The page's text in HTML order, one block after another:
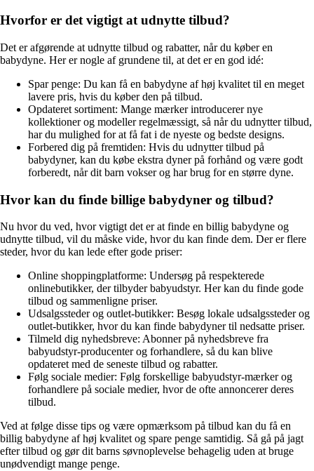
Hvorfor er det vigtigt at udnytte tilbud?
Det er afgørende at udnytte tilbud og rabatter, når du køber en
babydyne. Her er nogle af grundene til, at det er en god idé:
Spar penge: Du kan få en babydyne af høj kvalitet til en meget
lavere pris, hvis du køber den på tilbud.
Opdateret sortiment: Mange mærker introducerer nye
kollektioner og modeller regelmæssigt, så når du udnytter tilbud,
har du mulighed for at få fat i de nyeste og bedste designs.
Forbered dig på fremtiden: Hvis du udnytter tilbud på
babydyner, kan du købe ekstra dyner på forhånd og være godt
forberedt, når dit barn vokser og har brug for en større dyne.
Hvor kan du finde billige babydyner og tilbud?
Nu hvor du ved, hvor vigtigt det er at finde en billig babydyne og
udnytte tilbud, vil du måske vide, hvor du kan finde dem. Der er flere
steder, hvor du kan lede efter gode priser:
Online shoppingplatforme: Undersøg på respekterede
onlinebutikker, der tilbyder babyudstyr. Her kan du finde gode
tilbud og sammenligne priser.
Udsalgssteder og outlet-butikker: Besøg lokale udsalgssteder og
outlet-butikker, hvor du kan finde babydyner til nedsatte priser.
Tilmeld dig nyhedsbreve: Abonner på nyhedsbreve fra
babyudstyr-producenter og forhandlere, så du kan blive
opdateret med de seneste tilbud og rabatter.
Følg sociale medier: Følg forskellige babyudstyr-mærker og
forhandlere på sociale medier, hvor de ofte annoncerer deres
tilbud.
Ved at følge disse tips og være opmærksom på tilbud kan du få en
billig babydyne af høj kvalitet og spare penge samtidig. Så gå på jagt
efter tilbud og gør dit barns søvnoplevelse behagelig uden at bruge
unødvendigt mange penge.